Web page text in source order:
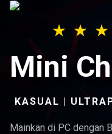
Mini
KASUAL |
Mainkan di PC dengan